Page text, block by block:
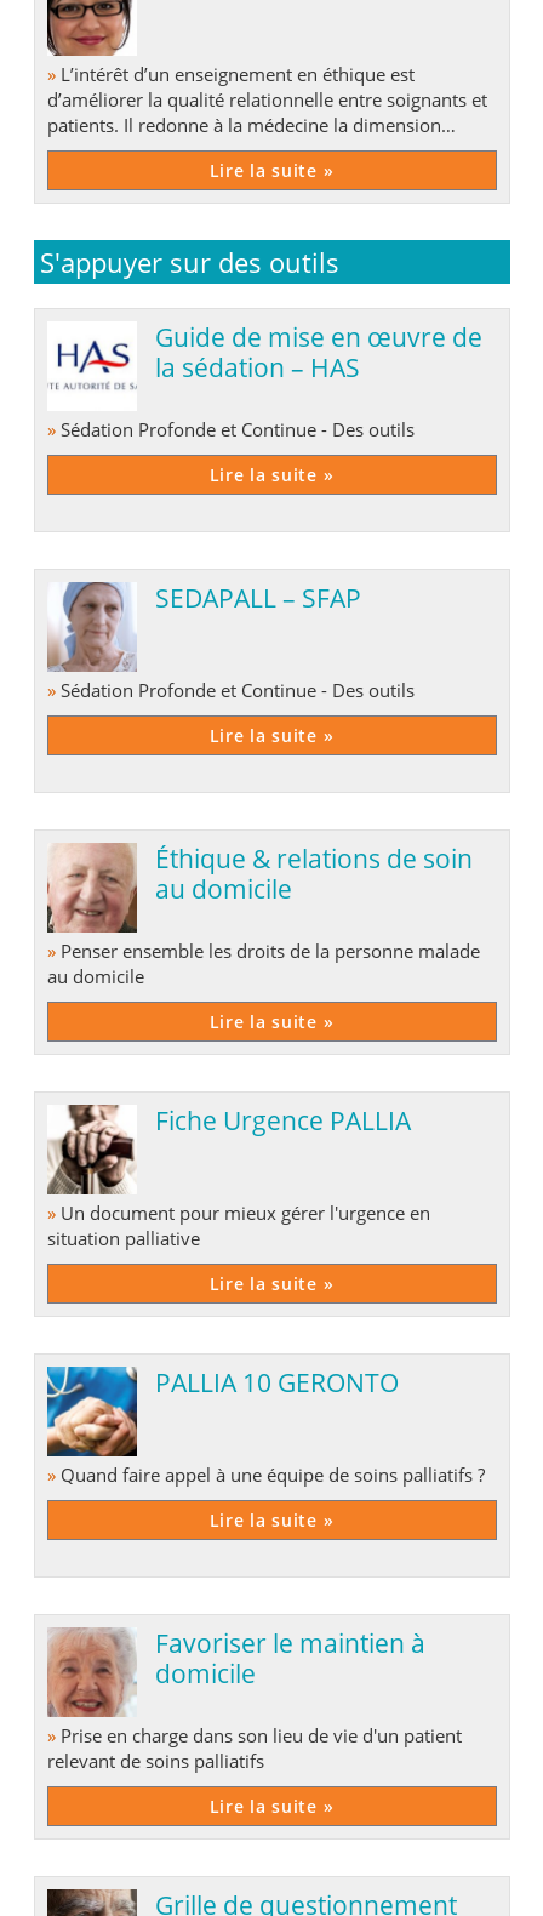
»L’intérêt d’un enseignement en éthique est
d’améliorer la qualité relationnelle entre soignants et
patients. Il redonne à la médecine la dimension
humaniste qui lui est consubstantielle.
Lire la suite »
S'appuyer sur des outils
Guide de mise en œuvre de
la sédation – HAS
» Sédation Profonde et Continue - Des outils
Lire la suite »
SEDAPALL – SFAP
» Sédation Profonde et Continue - Des outils
Lire la suite »
Éthique & relations de soin
au domicile
»Penser ensemble les droits de la personne malade
au domicile
Lire la suite »
Fiche Urgence PALLIA
»Un document pour mieux gérer l'urgence en
situation palliative
Lire la suite »
PALLIA 10 GERONTO
» Quand faire appel à une équipe de soins palliatifs ?
Lire la suite »
Favoriser le maintien à
domicile
»Prise en charge dans son lieu de vie d'un patient
relevant de soins palliatifs
Lire la suite »
Grille de questionnement